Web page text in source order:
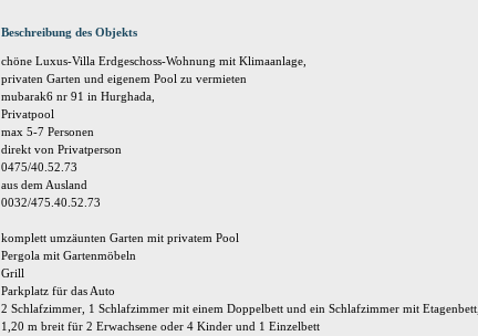
Beschreibung des Objekts
chöne Luxus-Villa Erdgeschoss-Wohnung mit Klimaanlage,
privaten Garten und eigenem Pool zu vermieten
mubarak6 nr 91 in Hurghada,
Privatpool
max 5-7 Personen
direkt von Privatperson
0475/40.52.73
aus dem Ausland
0032/475.40.52.73
komplett umzäunten Garten mit privatem Pool
Pergola mit Gartenmöbeln
Grill
Parkplatz für das Auto
2 Schlafzimmer, 1 Schlafzimmer mit einem Doppelbett und ein Schlafzimmer mit Etagenbett,
1,20 m breit für 2 Erwachsene oder 4 Kinder und 1 Einzelbett